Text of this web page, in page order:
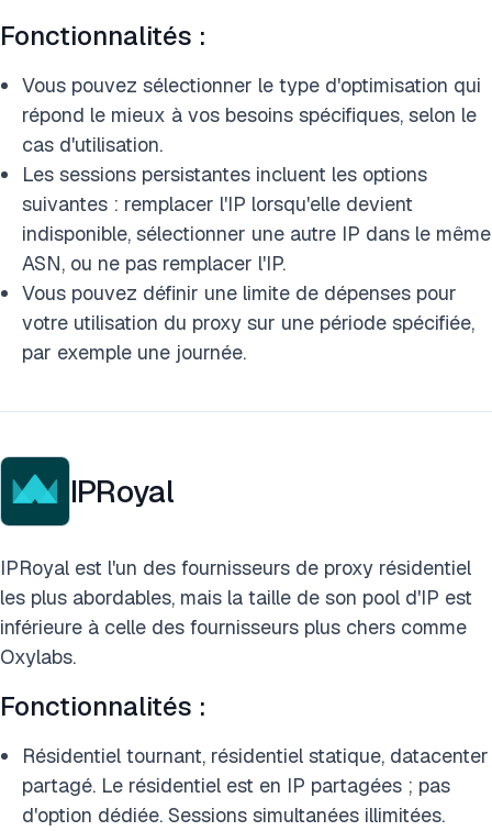
Fonctionnalités :
Vous pouvez sélectionner le type d'optimisation qui
répond le mieux à vos besoins spécifiques, selon le
cas d'utilisation.
Les sessions persistantes incluent les options
suivantes : remplacer l'IP lorsqu'elle devient
indisponible, sélectionner une autre IP dans le même
ASN, ou ne pas remplacer l'IP.
Vous pouvez définir une limite de dépenses pour
votre utilisation du proxy sur une période spécifiée,
par exemple une journée.
IPRoyal
IPRoyal est l'un des fournisseurs de proxy résidentiel
les plus abordables, mais la taille de son pool d'IP est
inférieure à celle des fournisseurs plus chers comme
Oxylabs.
Fonctionnalités :
Résidentiel tournant, résidentiel statique, datacenter
partagé. Le résidentiel est en IP partagées ; pas
d'option dédiée. Sessions simultanées illimitées.